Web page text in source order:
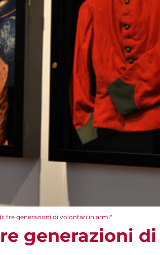
tre generazioni di volontari in armi"
generazioni di